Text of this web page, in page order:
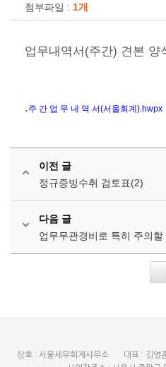
첨부파일 : 1개
업무내역서(주간) 견본 양
.주 간 업 무 내 역 서(서울회계).hwpx
이전 글
정규증빙수취 검토표(2)
다음 글
업무무관경비로 특히 주의할
상호 : 서울세무회계사무소 대표 : 김영